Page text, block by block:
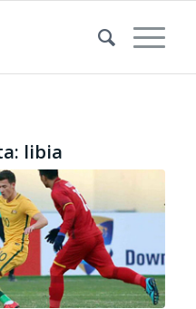
libia